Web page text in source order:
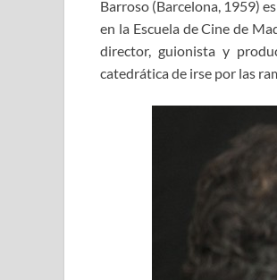
e
b
o
o
t
t
e
r
t
o
d
o
y
L
i
n
e
a
m
e
t
e
r
e
Barroso (Barcelona, 1959)
en la Escuela de Cine de
director, guionista y
catedrática de irse por las